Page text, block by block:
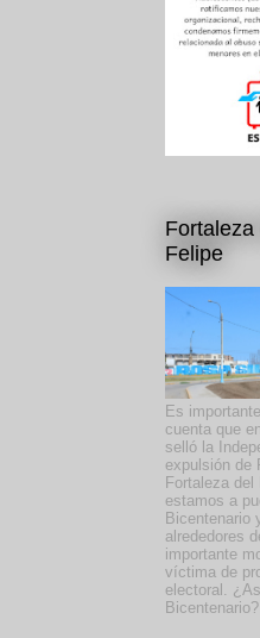
Fortaleza
Felipe
Es
cuenta que
selló la
expulsión de
Fortaleza del
estamos a
Bicentenario
alrededores
importante
víctima de
electoral.
Bicentenario?